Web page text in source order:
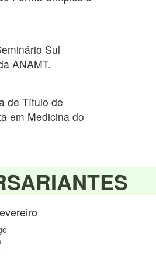
Sul
ANAMT.
de Título de
em Medicina do